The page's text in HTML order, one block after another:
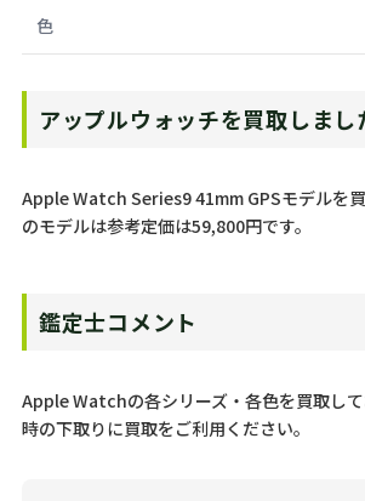
色
アップルウォッチを買取しまし
Apple Watch Series9 41mm GPSモデルを
のモデルは参考定価は59,800円です。
鑑定士コメント
Apple Watchの各シリーズ・各色を買取し
時の下取りに買取をご利用ください。